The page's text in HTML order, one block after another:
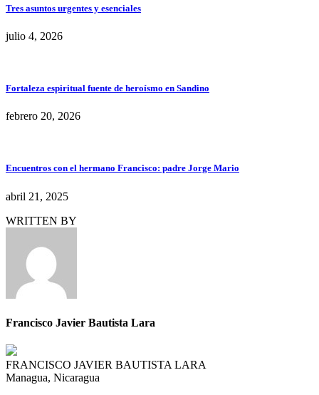
Tres asuntos urgentes y esenciales
julio 4, 2026
Fortaleza espiritual fuente de heroísmo en Sandino
febrero 20, 2026
Encuentros con el hermano Francisco: padre Jorge Mario
abril 21, 2025
WRITTEN BY
Francisco Javier Bautista Lara
FRANCISCO JAVIER BAUTISTA LARA
Managua, Nicaragua